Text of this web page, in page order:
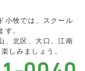
小牧では、スクール
す。
、北区、大口、江南
しみましょう。